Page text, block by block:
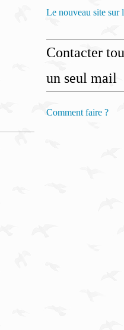
Le nouveau site sur
Contacter
un seul mail
Comment faire ?